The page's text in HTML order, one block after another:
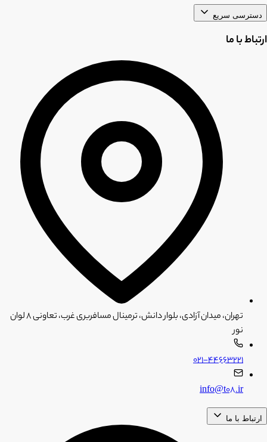
دسترسی سریع
ارتباط با ما
تهران، میدان آزادی، بلوار دانش، ترمینال مسافربری غرب، تعاونی ۸ لوان
نور
۰۲۱-۴۴۶۶۳۲۲۱
info@t08.ir
ارتباط با ما